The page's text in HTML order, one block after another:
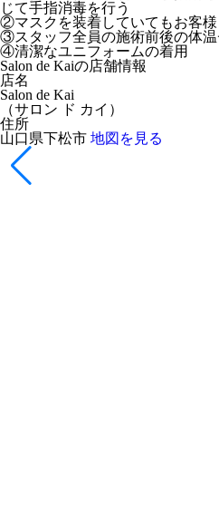
じて手指消毒を行う
②マスクを装着していてもお客
③スタッフ全員の施術前後の体
④清潔なユニフォームの着用
Salon de Kaiの店舗情報
店名
Salon de Kai
（サロン ド カイ ）
住所
山口県下松市 地図を見る